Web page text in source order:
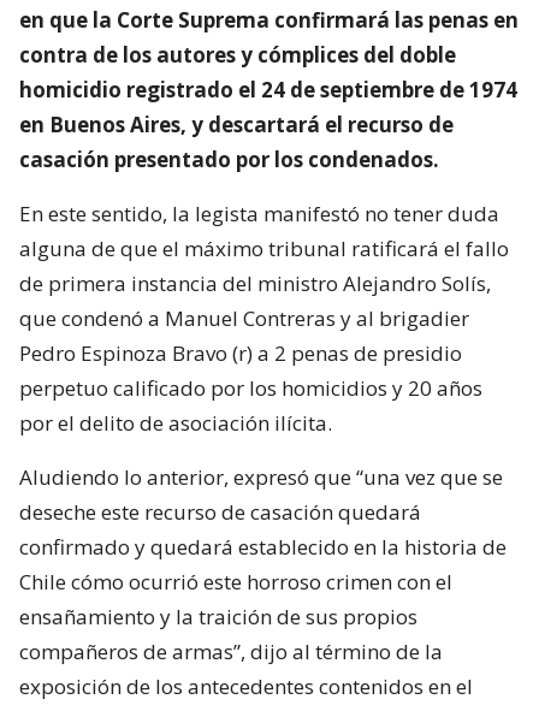
en que la Corte Suprema confirmará las penas en
contra de los autores y cómplices del doble
homicidio registrado el 24 de septiembre de 1974
en Buenos Aires, y descartará el recurso de
casación presentado por los condenados.
En este sentido, la legista manifestó no tener duda
alguna de que el máximo tribunal ratificará el fallo
de primera instancia del ministro Alejandro Solís,
que condenó a Manuel Contreras y al brigadier
Pedro Espinoza Bravo (r) a 2 penas de presidio
perpetuo calificado por los homicidios y 20 años
por el delito de asociación ilícita.
Aludiendo lo anterior, expresó que “una vez que se
deseche este recurso de casación quedará
confirmado y quedará establecido en la historia de
Chile cómo ocurrió este horroso crimen con el
ensañamiento y la traición de sus propios
compañeros de armas”, dijo al término de la
exposición de los antecedentes contenidos en el